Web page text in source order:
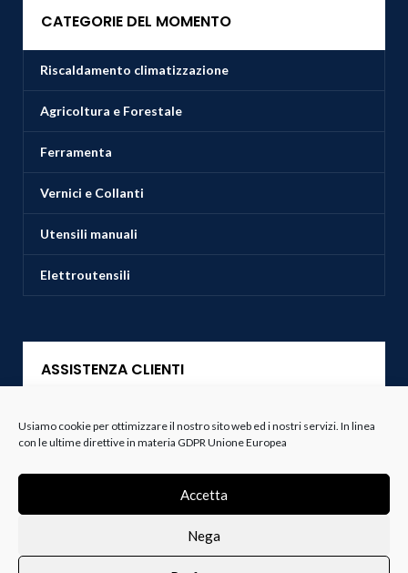
Usiamo cookie per ottimizzare il nostro sito web ed i nostri servizi. In linea
con le ultime direttive in materia GDPR Unione Europea
Accetta
Nega
CATEGORIE DEL MOMENTO
Riscaldamento climatizzazione
Agricoltura e Forestale
Ferramenta
Vernici e Collanti
Utensili manuali
Elettroutensili
ASSISTENZA CLIENTI